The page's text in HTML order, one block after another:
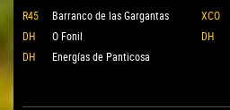
R45 Barranco de las Gargantas XCO
DH
O Fonil DH
DH
Energías de Panticosa